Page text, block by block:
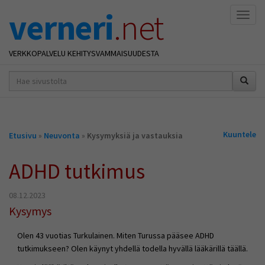
verneri.net
VERKKOPALVELU KEHITYSVAMMAISUUDESTA
hakusana(t)
Olet
Etusivu » Neuvonta » Kysymyksiä ja vastauksia Kuuntele
ADHD tutkimus
08.12.2023
Kysymys
Olen 43 vuotias Turkulainen. Miten Turussa pääsee ADHD
tutkimukseen? Olen käynyt yhdellä todella hyvällä lääkärillä täällä.